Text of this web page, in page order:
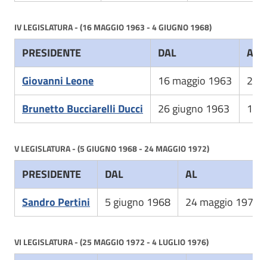
IV LEGISLATURA - (16 MAGGIO 1963 - 4 GIUGNO 1968)
PRESIDENTE DAL
AL
Giovanni Leone
16 maggio 1963
21
Brunetto Bucciarelli Ducci
26 giugno 1963 14
V LEGISLATURA - (5 GIUGNO 1968 - 24 MAGGIO 1972)
PRESIDENTE DAL
AL
Sandro Pertini
5 giugno 1968 24 maggio 1972
VI LEGISLATURA - (25 MAGGIO 1972 - 4 LUGLIO 1976)